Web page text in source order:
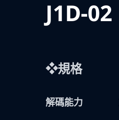
J1D-02
❖規格
解碼能力